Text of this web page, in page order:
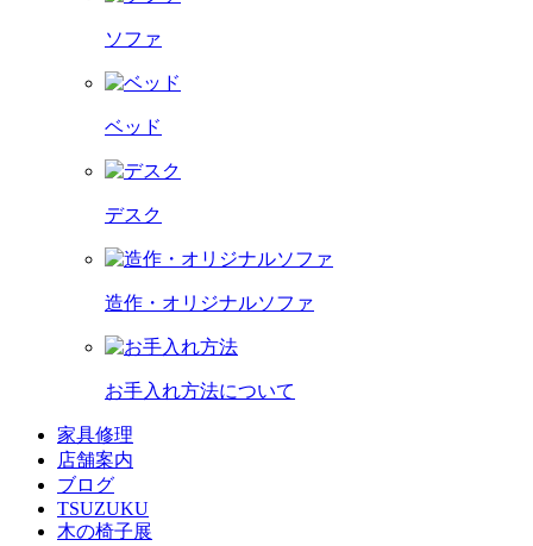
ソファ
ベッド
デスク
造作・オリジナルソファ
お手入れ方法について
家具修理
店舗案内
ブログ
TSUZUKU
木の椅子展